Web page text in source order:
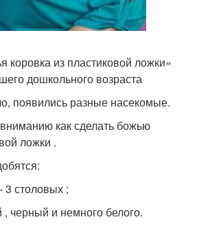
коровка из пластиковой ложки»
дошкольного возраста
появились разные насекомые.
как сделать божью
ложки .
3 столовых ;
черный и немного белого.